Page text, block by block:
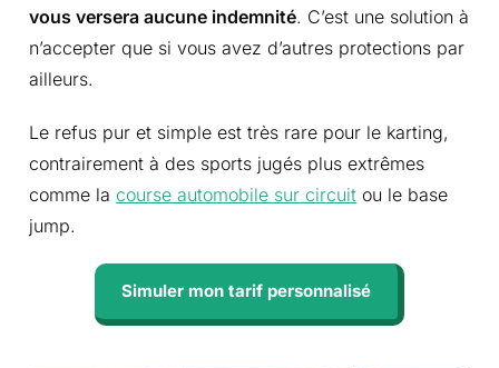
vous versera aucune indemnité. C’est une solution à
n’accepter que si vous avez d’autres protections par
ailleurs.
Le refus pur et simple est très rare pour le karting,
contrairement à des sports jugés plus extrêmes
comme la course automobile sur circuit ou le base
jump.
Simuler mon tarif personnalisé